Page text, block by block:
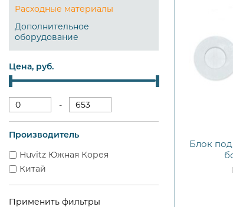
Расходные материалы
Дополнительное
оборудование
Цена, руб.
-
Производитель
Huvitz Южная Корея
Китай
Блок